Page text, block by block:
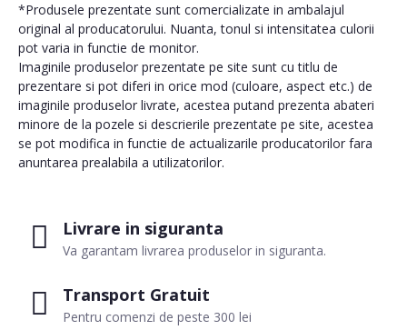
Livrare in siguranta
Va garantam livrarea produselor in siguranta.
Transport Gratuit
Pentru comenzi de peste 300 lei
*Produsele prezentate sunt comercializate in ambalajul
original al producatorului. Nuanta, tonul si intensitatea culorii
pot varia in functie de monitor.
Imaginile produselor prezentate pe site sunt cu titlu de
prezentare si pot diferi in orice mod (culoare, aspect etc.) de
imaginile produselor livrate, acestea putand prezenta abateri
minore de la pozele si descrierile prezentate pe site, acestea
se pot modifica in functie de actualizarile producatorilor fara
anuntarea prealabila a utilizatorilor.